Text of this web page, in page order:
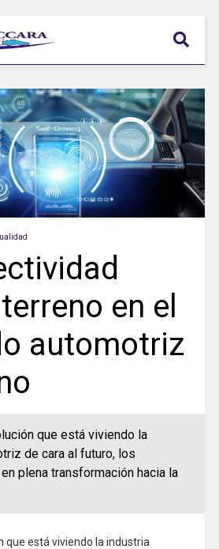
en el
automotriz
que está viviendo la
de cara al futuro, los
plena transformación hacia la
que está viviendo la industria